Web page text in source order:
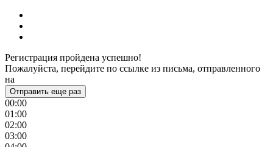
Регистрация пройдена успешно!
Пожалуйста, перейдите по ссылке из письма, отправленного
на
Отправить еще раз
00:00
01:00
02:00
03:00